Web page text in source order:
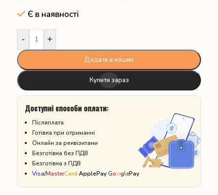
Є в наявності
- +
Додати в кошик
Купити зараз
Доступні способи оплати:
Післяплата
Готівка при отриманні
Онлайн за реквізитами
Безготівка без ПДВ
Безготівка з ПДВ
Visa/MasterCard ApplePay GooglePay